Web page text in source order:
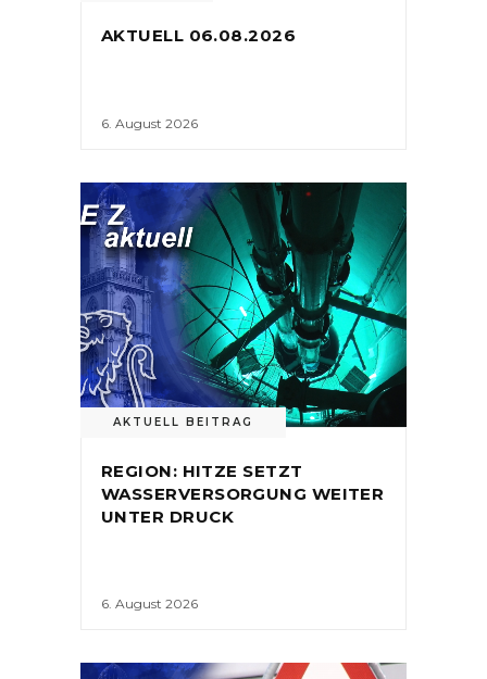
AKTUELL 06.08.2026
6. August 2026
AKTUELL BEITRAG
REGION: HITZE SETZT
WASSERVERSORGUNG WEITER
UNTER DRUCK
6. August 2026